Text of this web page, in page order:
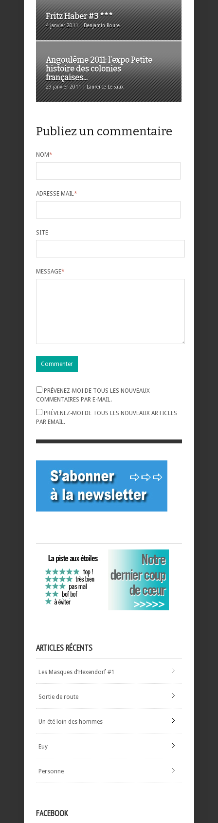
Fritz Haber #3 ***
4 janvier 2011 | Benjamin Roure
Angoulême 2011: l’expo Petite
histoire des colonies
françaises...
29 janvier 2011 | Laurence Le Saux
Publiez un commentaire
NOM*
ADRESSE MAIL*
SITE
MESSAGE*
PRÉVENEZ-MOI DE TOUS LES NOUVEAUX
COMMENTAIRES PAR E-MAIL.
PRÉVENEZ-MOI DE TOUS LES NOUVEAUX ARTICLES
PAR EMAIL.
ARTICLES RÉCENTS
Les Masques d’Hexendorf #1
Sortie de route
Un été loin des hommes
Euy
Personne
FACEBOOK